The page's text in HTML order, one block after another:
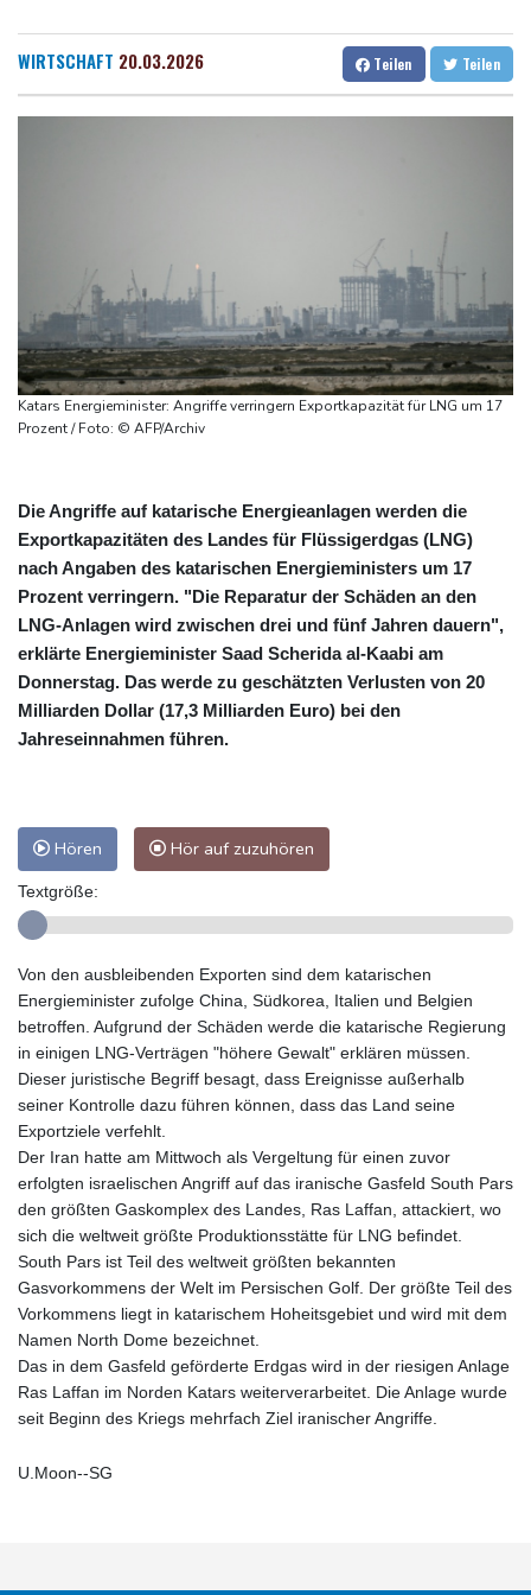
Salzburg
20 °C
Baden-Baden
18 °C
von seinem Vater
Nowitzki trauert um ersten NBA-Coach Nelson: "RIP, Legende"
Neuer Waldbrand in Südfrankreich: Mehr als 200
Klingbeil plant höhere Besteuerung bestimmter Vereine
Bericht: Dobrindt verdoppelt Anti-Drohnen-Einheiten der
Bundespolizei
Netanjahu lehnt von Trump unterstützten 15-Punkte-Plan für
Gazastreifen weiter ab
WIRTSCHAFT 20.03.2026 Teilen Teilen
Katars Energieminister: Angriffe verringern Exportkapazität für LNG um 17
Prozent / Foto: © AFP/Archiv
Die Angriffe auf katarische Energieanlagen werden die
Exportkapazitäten des Landes für Flüssigerdgas (LNG)
nach Angaben des katarischen Energieministers um 17
Prozent verringern. "Die Reparatur der Schäden an den
LNG-Anlagen wird zwischen drei und fünf Jahren dauern",
erklärte Energieminister Saad Scherida al-Kaabi am
Donnerstag. Das werde zu geschätzten Verlusten von 20
Milliarden Dollar (17,3 Milliarden Euro) bei den
Jahreseinnahmen führen.
Hören Hör auf zuzuhören
Textgröße:
Von den ausbleibenden Exporten sind dem katarischen
Energieminister zufolge China, Südkorea, Italien und Belgien
betroffen. Aufgrund der Schäden werde die katarische Regierung
in einigen LNG-Verträgen "höhere Gewalt" erklären müssen.
Dieser juristische Begriff besagt, dass Ereignisse außerhalb
seiner Kontrolle dazu führen können, dass das Land seine
Exportziele verfehlt.
Der Iran hatte am Mittwoch als Vergeltung für einen zuvor
erfolgten israelischen Angriff auf das iranische Gasfeld South Pars
den größten Gaskomplex des Landes, Ras Laffan, attackiert, wo
sich die weltweit größte Produktionsstätte für LNG befindet.
South Pars ist Teil des weltweit größten bekannten
Gasvorkommens der Welt im Persischen Golf. Der größte Teil des
Vorkommens liegt in katarischem Hoheitsgebiet und wird mit dem
Namen North Dome bezeichnet.
Das in dem Gasfeld geförderte Erdgas wird in der riesigen Anlage
Ras Laffan im Norden Katars weiterverarbeitet. Die Anlage wurde
seit Beginn des Kriegs mehrfach Ziel iranischer Angriffe.
U.Moon--SG